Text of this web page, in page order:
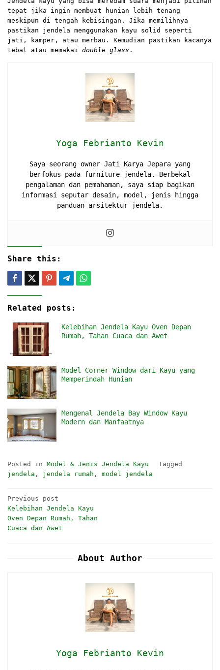
tepat jika ingin membuat hunian lebih tenang
meskipun di tengah kebisingan. Jika memilihnya
pastikan jendela menggunakan kayu solid seperti
jati, kamper, atau merbau. Kemudian pastikan kacanya
tebal atau memakai double glass .
Yoga Febrianto Kevin
Saya seorang owner Jati Karya Jepara yang
berfokus pada furniture jendela. Berbekal
pengalaman dan pemahaman, saya siap bagikan
informasi seputar desain, model, jenis hingga
panduan arsitektur jendela.
Share this:
Related posts:
Kelebihan Jendela Kayu Oven Depan
Rumah, Tahan Cuaca dan Awet
Model Corner Window dari Kayu yang
Memperindah Hunian
Mengenal Jendela Bay Window Kayu
Modern dan Manfaatnya
Posted in Model & Jenis Jendela Kayu
Tagged
jendela , jendela rumah , model jendela
Post
navigation
Previous post
Kelebihan Jendela Kayu
Oven Depan Rumah, Tahan
Cuaca dan Awet
About Author
Yoga Febrianto Kevin